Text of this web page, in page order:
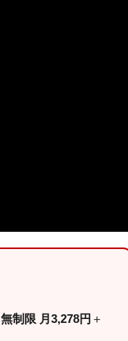
制限 月3,278円 ＋